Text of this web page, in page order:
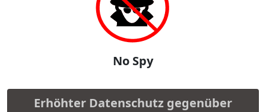
No Spy
Erhöhter Datenschutz gegenüber